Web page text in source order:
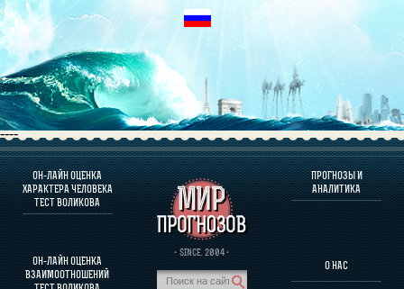
----
ОН-ЛАЙН ОЦЕНКА
ХАРАКТЕРА ЧЕЛОВЕКА
ТЕСТ ВОЛИКОВА
ОН-ЛАЙН ОЦЕНКА
ВЗАИМООТНОШЕНИЙ
· SINCE. 2004 ·
ПРОГНОЗЫ И
АНАЛИТИКА
О НАС
О ПРОГРАММЕ
ОЦЕНКА ХАРАКТЕРA ЧЕЛОВЕКА
ОЦЕНКА ХАРАКТЕРА ВЫДАЮЩИХСЯ ЛИЧНОСТЕЙ
О ПРОГРАММЕ
ПРОГНОЗЫ И АНАЛИТИКА